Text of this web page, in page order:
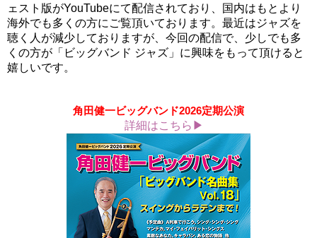
ェスト版がYouTubeにて配信されており、国内はもとより
海外でも多くの方にご覧頂いております。最近はジャズを
聴く人が減少しておりますが、今回の配信で、少しでも多
くの方が「ビッグバンド ジャズ」に興味をもって頂けると
嬉しいです。
角田健一ビッグバンド2026定期公演
詳細はこちら▶